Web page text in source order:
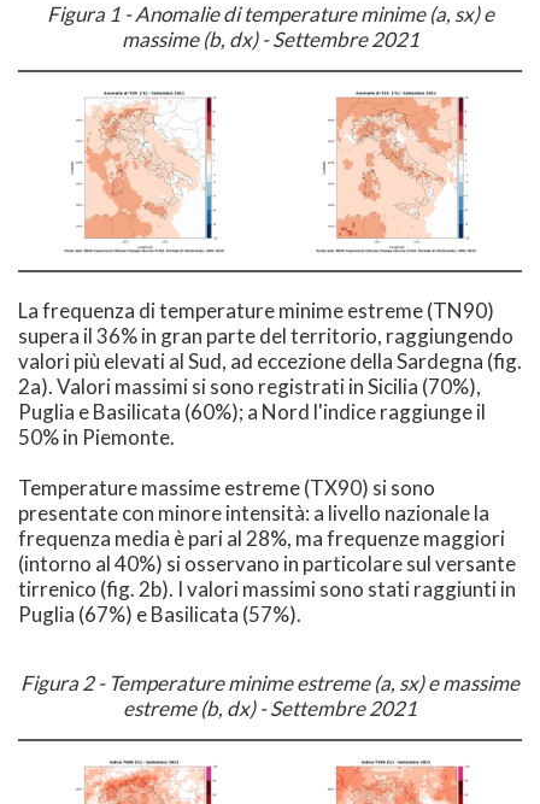
Figura 1 - Anomalie di temperature minime (a, sx) e
massime (b, dx) - Settembre 2021
La frequenza di temperature minime estreme (TN90)
supera il 36% in gran parte del territorio, raggiungendo
valori più elevati al Sud, ad eccezione della Sardegna (fig.
2a). Valori massimi si sono registrati in Sicilia (70%),
Puglia e Basilicata (60%); a Nord l'indice raggiunge il
50% in Piemonte.
Temperature massime estreme (TX90) si sono
presentate con minore intensità: a livello nazionale la
frequenza media è pari al 28%, ma frequenze maggiori
(intorno al 40%) si osservano in particolare sul versante
tirrenico (fig. 2b). I valori massimi sono stati raggiunti in
Puglia (67%) e Basilicata (57%).
Figura 2 - Temperature minime estreme (a, sx) e massime
estreme (b, dx) - Settembre 2021